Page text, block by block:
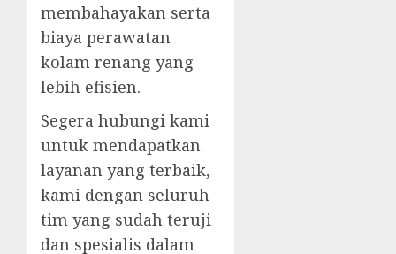
membahayakan serta
biaya perawatan
kolam renang yang
lebih efisien.
Segera hubungi kami
untuk mendapatkan
layanan yang terbaik,
kami dengan seluruh
tim yang sudah teruji
dan spesialis dalam